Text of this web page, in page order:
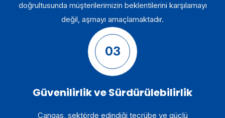
doğrultusunda müşterilerimizin beklentilerini karşılamayı
değil, aşmayı amaçlamaktadır.
03
Güvenilirlik ve Sürdürülebilirlik
Cangas, sektörde edindiği tecrübe ve güçlü